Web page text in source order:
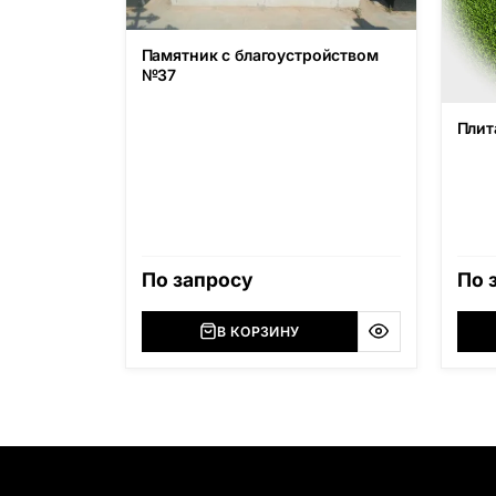
Памятник с благоустройством
№37
По запросу
В КОРЗИНУ
По